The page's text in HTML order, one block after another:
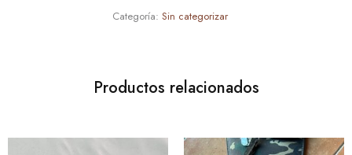
Categoría: Sin categorizar
Productos relacionados